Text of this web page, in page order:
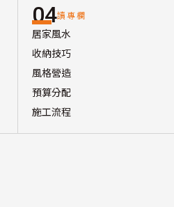
04讀專欄
居家風水
收納技巧
風格營造
預算分配
施工流程